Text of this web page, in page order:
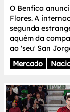
O Benfica
Flores. A
segunda
aquém da
ao 'seu' San
Mercado